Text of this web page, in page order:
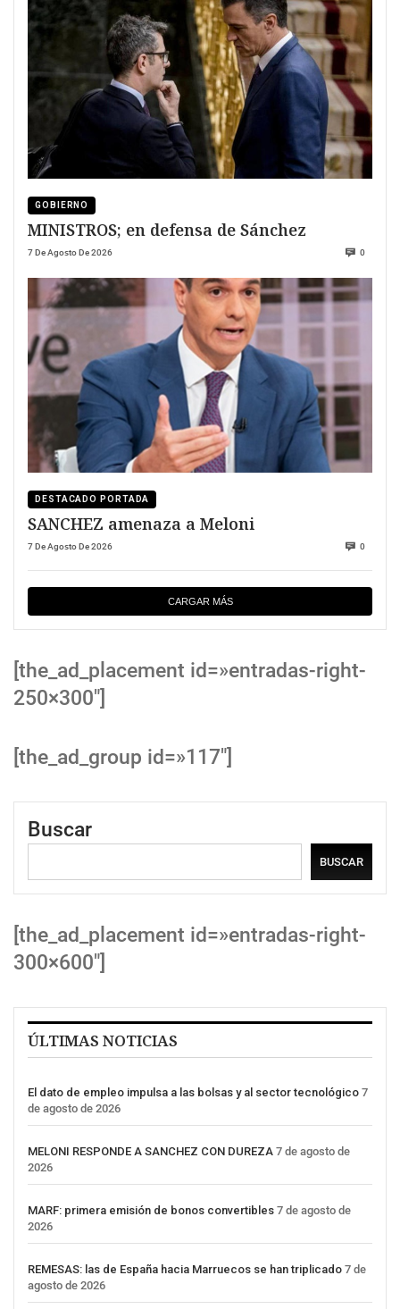
GOBIERNO
MINISTROS; en defensa de Sánchez
7 De Agosto De 2026 0
DESTACADO PORTADA
SANCHEZ amenaza a Meloni
7 De Agosto De 2026 0
CARGAR MÁS
[the_ad_placement id=»entradas-right-
250×300″]
[the_ad_group id=»117″]
Buscar
BUSCAR
[the_ad_placement id=»entradas-right-
300×600″]
ÚLTIMAS NOTICIAS
El dato de empleo impulsa a las bolsas y al sector tecnológico 7
de agosto de 2026
MELONI RESPONDE A SANCHEZ CON DUREZA 7 de agosto de
2026
MARF: primera emisión de bonos convertibles 7 de agosto de
2026
REMESAS: las de España hacia Marruecos se han triplicado 7 de
agosto de 2026